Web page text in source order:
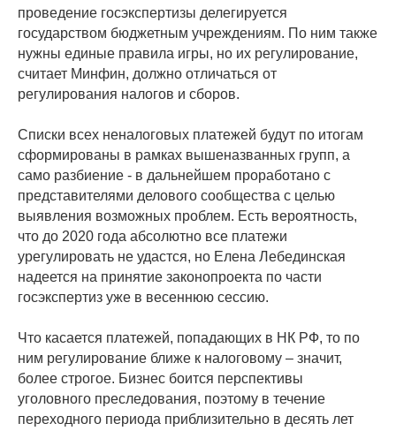
проведение госэкспертизы делегируется
государством бюджетным учреждениям. По ним также
нужны единые правила игры, но их регулирование,
считает Минфин, должно отличаться от
регулирования налогов и сборов.
Списки всех неналоговых платежей будут по итогам
сформированы в рамках вышеназванных групп, а
само разбиение - в дальнейшем проработано с
представителями делового сообщества с целью
выявления возможных проблем. Есть вероятность,
что до 2020 года абсолютно все платежи
урегулировать не удастся, но Елена Лебединская
надеется на принятие законопроекта по части
госэкспертиз уже в весеннюю сессию.
Что касается платежей, попадающих в НК РФ, то по
ним регулирование ближе к налоговому – значит,
более строгое. Бизнес боится перспективы
уголовного преследования, поэтому в течение
переходного периода приблизительно в десять лет